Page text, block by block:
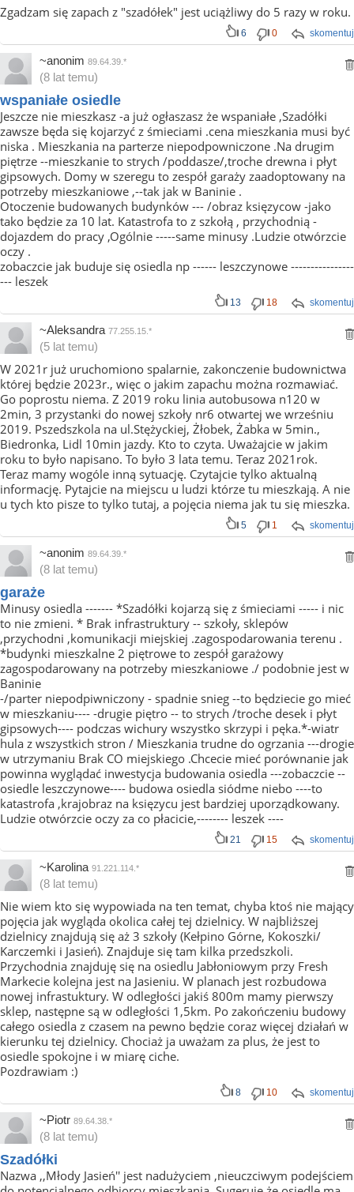
Zgadzam się zapach z "szadółek" jest uciążliwy do 5 razy w roku.
skomentuj
6 0
~anonim 89.64.39.*
(8 lat temu)
wspaniałe osiedle
Jeszcze nie mieszkasz -a już ogłaszasz że wspaniałe ,Szadółki
zawsze będa się kojarzyć z śmieciami .cena mieszkania musi być
niska . Mieszkania na parterze niepodpowniczone .Na drugim
piętrze --mieszkanie to strych /poddasze/,troche drewna i płyt
gipsowych. Domy w szeregu to zespół garaży zaadoptowany na
potrzeby mieszkaniowe ,--tak jak w Baninie .
Otoczenie budowanych budynków --- /obraz księzycow -jako
tako będzie za 10 lat. Katastrofa to z szkołą , przychodnią -
dojazdem do pracy ,Ogólnie -----same minusy .Ludzie otwórzcie
oczy .
zobaczcie jak buduje się osiedla np ------ leszczynowe ----------------
--- leszek
skomentuj
13 18
~Aleksandra 77.255.15.*
(5 lat temu)
W 2021r już uruchomiono spalarnie, zakonczenie budownictwa
której będzie 2023r., więc o jakim zapachu można rozmawiać.
Go poprostu niema. Z 2019 roku linia autobusowa n120 w
2min, 3 przystanki do nowej szkoły nr6 otwartej we wrześniu
2019. Pszedszkola na ul.Stężyckiej, Żłobek, Żabka w 5min.,
Biedronka, Lidl 10min jazdy. Kto to czyta. Uważajcie w jakim
roku to było napisano. To było 3 lata temu. Teraz 2021rok.
Teraz mamy wogóle inną sytuację. Czytajcie tylko aktualną
informację. Pytajcie na miejscu u ludzi którze tu mieszkają. A nie
u tych kto pisze to tylko tutaj, a pojęcia niema jak tu się mieszka.
skomentuj
5 1
~anonim 89.64.39.*
(8 lat temu)
garaże
Minusy osiedla ------- *Szadółki kojarzą się z śmieciami ----- i nic
to nie zmieni. * Brak infrastruktury -- szkoły, sklepów
,przychodni ,komunikacji miejskiej .zagospodarowania terenu .
*budynki mieszkalne 2 piętrowe to zespół garażowy
zagospodarowany na potrzeby mieszkaniowe ./ podobnie jest w
Baninie
-/parter niepodpiwniczony - spadnie snieg --to będziecie go mieć
w mieszkaniu---- -drugie piętro -- to strych /troche desek i płyt
gipsowych---- podczas wichury wszystko skrzypi i pęka.*-wiatr
hula z wszystkich stron / Mieszkania trudne do ogrzania ---drogie
w utrzymaniu Brak CO miejskiego .Chcecie mieć porównanie jak
powinna wyglądać inwestycja budowania osiedla ---zobaczcie --
osiedle leszczynowe---- budowa osiedla siódme niebo ----to
katastrofa ,krajobraz na księzycu jest bardziej uporządkowany.
Ludzie otwórzcie oczy za co płacicie,-------- leszek ----
skomentuj
21 15
~Karolina 91.221.114.*
(8 lat temu)
Nie wiem kto się wypowiada na ten temat, chyba ktoś nie mający
pojęcia jak wygląda okolica całej tej dzielnicy. W najbliższej
dzielnicy znajdują się aż 3 szkoły (Kełpino Górne, Kokoszki/
Karczemki i Jasień). Znajduje się tam kilka przedszkoli.
Przychodnia znajduję się na osiedlu Jabłoniowym przy Fresh
Markecie kolejna jest na Jasieniu. W planach jest rozbudowa
nowej infrastuktury. W odległości jakiś 800m mamy pierwszy
sklep, następne są w odległości 1,5km. Po zakończeniu budowy
całego osiedla z czasem na pewno będzie coraz więcej działań w
kierunku tej dzielnicy. Chociaż ja uważam za plus, że jest to
osiedle spokojne i w miarę ciche.
Pozdrawiam :)
skomentuj
8 10
~Piotr 89.64.38.*
(8 lat temu)
Szadółki
Nazwa ,,Młody Jasień'' jest nadużyciem ,nieuczciwym podejściem